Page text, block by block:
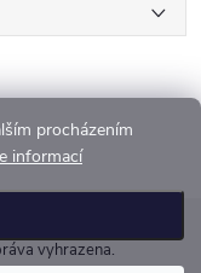
procházením
informací
vyhrazena.